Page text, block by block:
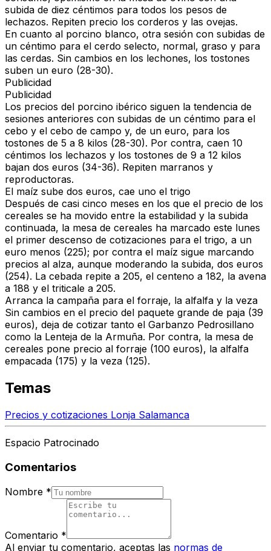
subida de diez céntimos para todos los pesos de
lechazos. Repiten precio los corderos y las ovejas.
En cuanto al porcino blanco, otra sesión con subidas de
un céntimo para el cerdo selecto, normal, graso y para
las cerdas. Sin cambios en los lechones, los tostones
suben un euro (28-30).
Publicidad
Publicidad
Los precios del porcino ibérico siguen la tendencia de
sesiones anteriores con subidas de un céntimo para el
cebo y el cebo de campo y, de un euro, para los
tostones de 5 a 8 kilos (28-30). Por contra, caen 10
céntimos los lechazos y los tostones de 9 a 12 kilos
bajan dos euros (34-36). Repiten marranos y
reproductoras.
El maíz sube dos euros, cae uno el trigo
Después de casi cinco meses en los que el precio de los
cereales se ha movido entre la estabilidad y la subida
continuada, la mesa de cereales ha marcado este lunes
el primer descenso de cotizaciones para el trigo, a un
euro menos (225); por contra el maíz sigue marcando
precios al alza, aunque moderando la subida, dos euros
(254). La cebada repite a 205, el centeno a 182, la avena
a 188 y el triticale a 205.
Arranca la campaña para el forraje, la alfalfa y la veza
Sin cambios en el precio del paquete grande de paja (39
euros), deja de cotizar tanto el Garbanzo Pedrosillano
como la Lenteja de la Armuña. Por contra, la mesa de
cereales pone precio al forraje (100 euros), la alfalfa
empacada (175) y la veza (125).
Temas
Precios y cotizaciones Lonja Salamanca
Espacio Patrocinado
Comentarios
Nombre *
Comentario *
Al enviar tu comentario, aceptas las normas de